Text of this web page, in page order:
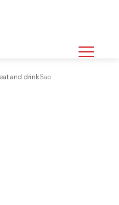
and drinkSao